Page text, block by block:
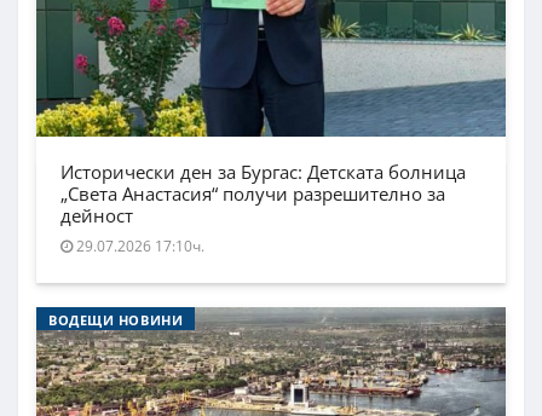
Исторически ден за Бургас: Детската болница
„Света Анастасия“ получи разрешително за
дейност
29.07.2026 17:10ч.
ВОДЕЩИ НОВИНИ